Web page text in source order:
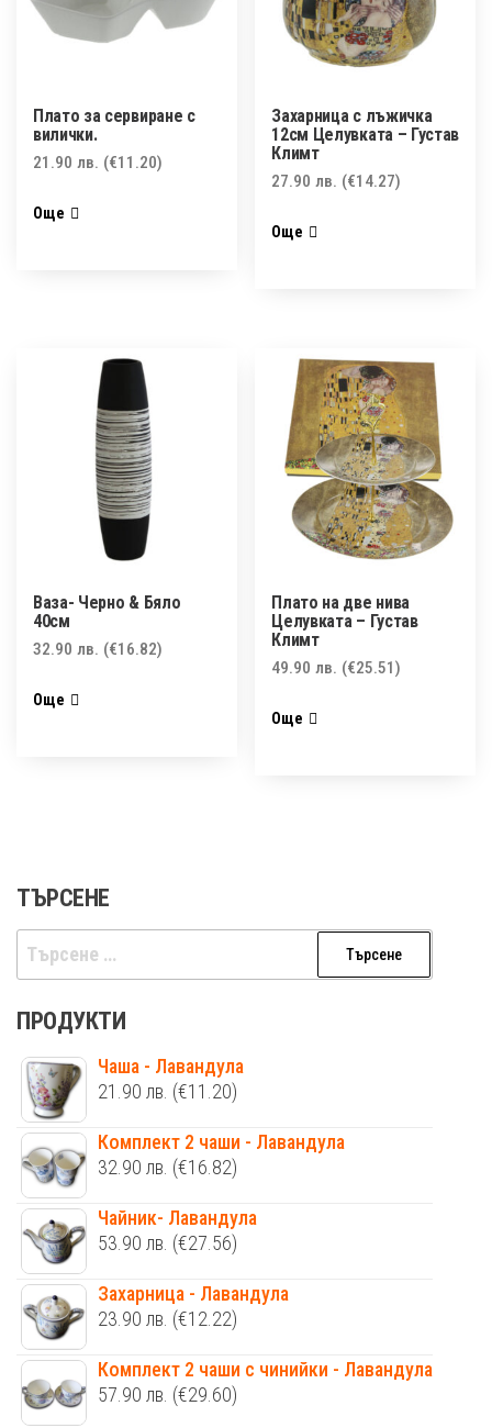
Плато за сервиране с
вилички.
21.90 лв. (€11.20)
Още
Захарница с лъжичка
12см Целувката – Густав
Климт
27.90лв. (€14.27)
Още
Ваза- Черно & Бяло
40см
32.90 лв. (€16.82)
Още
Плато на две нива
Целувката – Густав
Климт
49.90лв. (€25.51)
Още
ТЪРСЕНЕ
Търсене
за:
ПРОДУКТИ
Чаша - Лавандула
21.90 лв. (€11.20)
Комплект 2 чаши - Лавандула
32.90 лв. (€16.82)
Чайник- Лавандула
53.90 лв. (€27.56)
Захарница - Лавандула
23.90 лв. (€12.22)
Комплект 2 чаши с чинийки - Лавандула
57.90 лв. (€29.60)